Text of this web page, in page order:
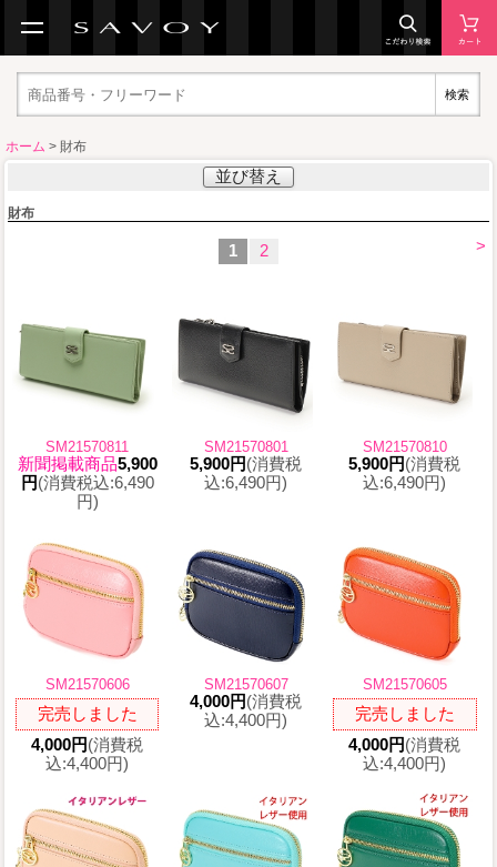
検索
ホーム > 財布
並び替え
財布
>
1 2
SM21570811
新聞掲載商品5,900
円(消費税込:6,490
円)
SM21570801
5,900円(消費税
込:6,490円)
SM21570810
5,900円(消費税
込:6,490円)
SM21570606
完売しました
4,000円(消費税
込:4,400円)
SM21570607
4,000円(消費税
込:4,400円)
SM21570605
完売しました
4,000円(消費税
込:4,400円)